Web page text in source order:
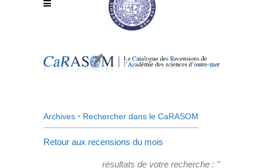
Archives • Rechercher dans le CaRASOM
Retour aux recensions du mois
résultats de votre recherche : "